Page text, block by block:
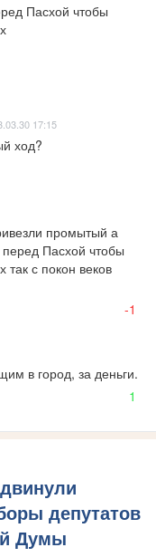
Пасхой чтобы
17:15
ход?
промытый а
Пасхой чтобы
так с покон веков
-1
в город, за деньги.
1
депутатов
Думы